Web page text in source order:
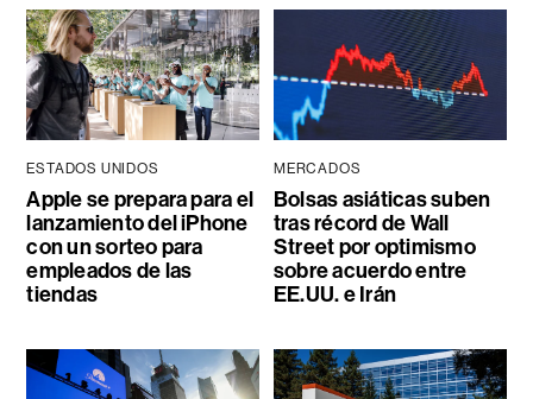
ESTADOS UNIDOS
Apple se prepara para el
lanzamiento del iPhone
con un sorteo para
empleados de las
tiendas
MERCADOS
Bolsas asiáticas suben
tras récord de Wall
Street por optimismo
sobre acuerdo entre
EE.UU. e Irán